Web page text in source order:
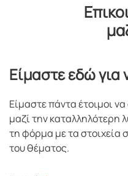
Είμαστε εδώ
Είμαστε πάντα έτοιμοι
μαζί την καταλληλότερη
τη φόρμα με τα στοιχεία
του θέματος.